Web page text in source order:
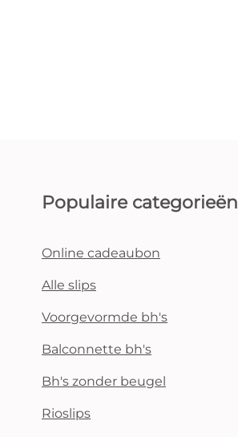
Populaire categorieën
Online cadeaubon
Alle slips
Voorgevormde bh's
Balconnette bh's
Bh's zonder beugel
Rioslips